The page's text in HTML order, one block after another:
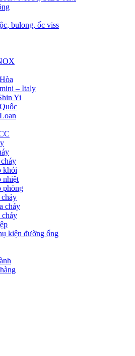
bulong, ốc viss
– Italy
Yi
khói
nhiệt
phòng
cháy
cháy
kiện đường ống